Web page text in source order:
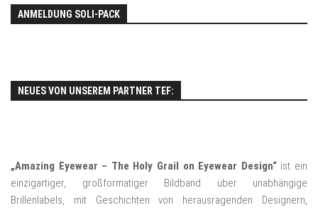
ANMELDUNG SOLI-PACK
NEUES VON UNSEREM PARTNER TEF:
„Amazing Eyewear – The Holy Grail on Eyewear Design“ist ein
einzigartiger, großformatiger Bildband über unabhängige
Brillenlabels, mit Geschichten von herausragenden Designern,